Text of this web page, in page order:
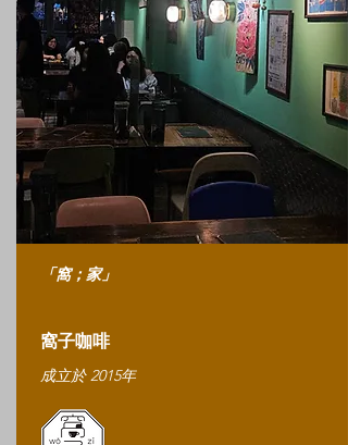
「窩；家」
窩子咖啡
成立於 2015年